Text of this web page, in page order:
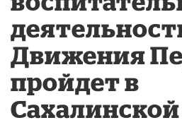
Движения
пройдет в